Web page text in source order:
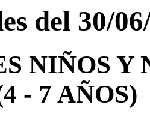
del 30/
NIÑOS Y
- 7 AÑOS)